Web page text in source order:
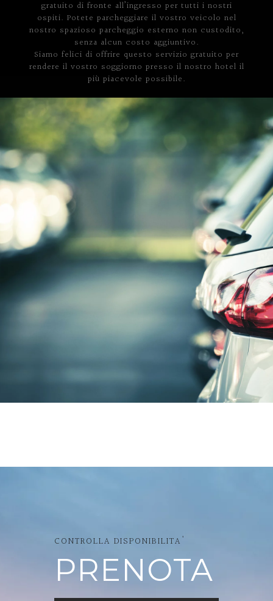
gratuito di fronte all’ingresso per tutti i nostri
ospiti. Potete parcheggiare il vostro veicolo nel
nostro spazioso parcheggio esterno non custodito,
senza alcun costo aggiuntivo.
Siamo felici di offrire questo servizio gratuito per
rendere il vostro soggiorno presso il nostro hotel il
più piacevole possibile.
CONTROLLA DISPONIBILITA'
PRENOTA